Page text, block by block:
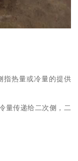
指热量或冷量的提供
量传递给二次侧，二